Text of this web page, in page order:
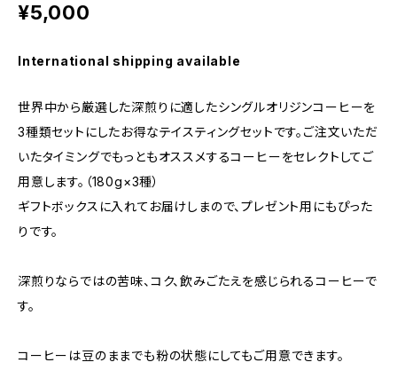
¥5,000
International shipping available
世界中から厳選した深煎りに適したシングルオリジンコーヒーを
3種類セットにしたお得なテイスティングセットです。ご注文いただ
いたタイミングでもっともオススメするコーヒーをセレクトしてご
用意します。（180g×3種）
ギフトボックスに入れてお届けしまので、プレゼント用にもぴった
りです。
深煎りならではの苦味、コク、飲みごたえを感じられるコーヒーで
す。
コーヒーは豆のままでも粉の状態にしてもご用意できます。